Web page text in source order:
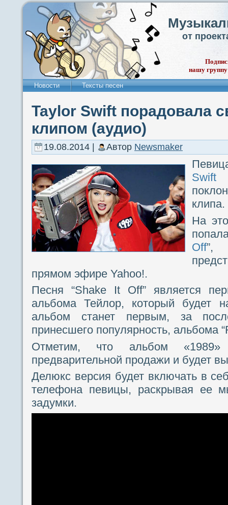
от
нашу
Новости Тексты песен
Taylor Swift порадовала
клипом (аудио)
19.08.2014 | Автор Newsmaker
Swift
клипа.
На
Off”,
прямом эфире Yahoo!.
Песня “Shake It Off” является
альбома Тейлор, который будет
альбом станет первым, за
принесшего популярность, альбома
Отметим, что альбом
предварительной продажи и будет
Делюкс версия будет включать в
телефона певицы, раскрывая ее
задумки.